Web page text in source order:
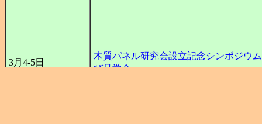
3月4-5日
木質パネル研究会設立記念シンポジウ
び見学会